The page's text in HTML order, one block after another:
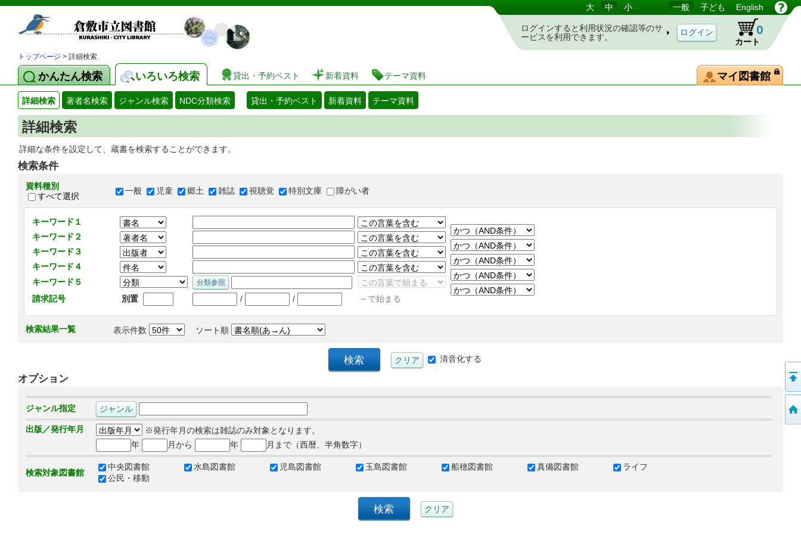
図書館 蔵書検索・予約システム 大 中 小 一般 子ども English
ログインすると利用状況の確認等のサ
ービスを利用できます。
カート
0
トップページ > 詳細検索
かんたん検索 いろいろ検索 貸出・予約ベスト 新着資料 テーマ資料 マイ図書館
詳細検索 著者名検索 ジャンル検索 NDC分類検索 貸出・予約ベスト 新着資料 テーマ資料
詳細検索
詳細な条件を設定して、蔵書を検索することができます。
検索条件
資料種別
すべて選択
一般 児童 郷土 雑誌 視聴覚 特別文庫 障がい者
キーワード１
キーワード２
キーワード３
キーワード４
キーワード５
請求記号
別置 / / ～で始まる
検索結果一覧 表示件数 ソート順
清音化する
オプション
ジャンル指定
出版／発行年月
※発行年月の検索は雑誌のみ対象となります。
年
月から 年 月まで（西暦、半角数字）
検索対象図書館
中央図書館 水島図書館 児島図書館 玉島図書館 船穂図書館 真備図書館
ライフ
公民・移動